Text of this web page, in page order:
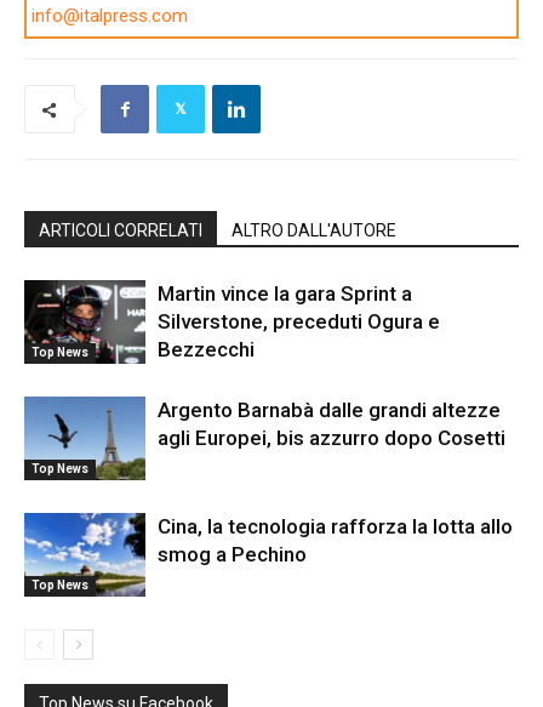
info@italpress.com
ARTICOLI CORRELATI ALTRO DALL'AUTORE
Top News
Martin vince la gara Sprint a
Silverstone, preceduti Ogura e
Bezzecchi
Top News
Argento Barnabà dalle grandi altezze
agli Europei, bis azzurro dopo Cosetti
Top News
Cina, la tecnologia rafforza la lotta allo
smog a Pechino